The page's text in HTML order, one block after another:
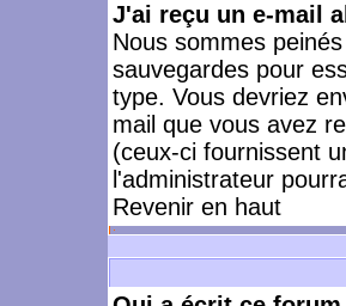
J'ai reçu un e-mail
Nous sommes
sauvegardes pour
type. Vous devriez
mail que vous avez
(ceux-ci fournissent
l'administrateur
Revenir en haut